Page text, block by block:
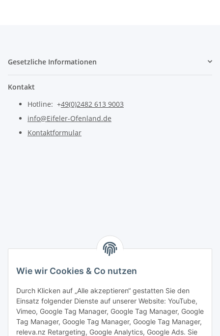
Gesetzliche Informationen
Kontakt
Hotline: +49(0)2482 613 9003
info@Eifeler-Ofenland.de
Kontaktformular
Wie wir Cookies & Co nutzen
Durch Klicken auf „Alle akzeptieren“ gestatten Sie den
Einsatz folgender Dienste auf unserer Website: YouTube,
Vimeo, Google Tag Manager, Google Tag Manager, Google
Tag Manager, Google Tag Manager, Google Tag Manager,
releva.nz Retargeting, Google Analytics, Google Ads. Sie